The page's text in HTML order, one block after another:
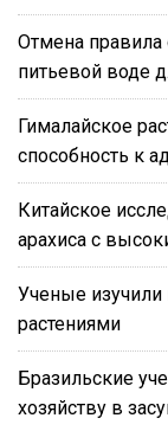
Отмена
питьевой воде
Гималайское
способность к
Китайское
арахиса с
Ученые
растениями
Бразильские
хозяйству в